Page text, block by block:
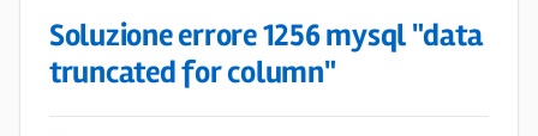
Soluzione errore 1256 mysql "data
truncated for column"